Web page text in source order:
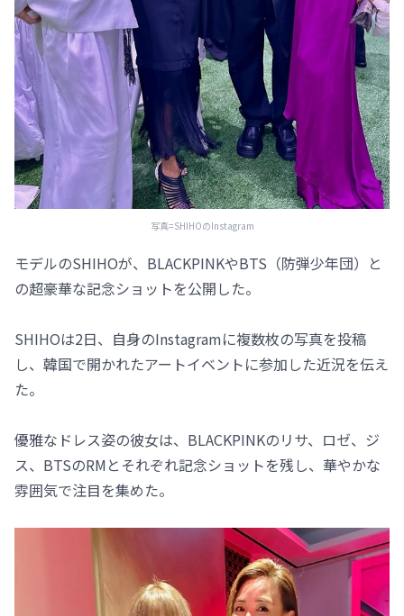
写真=SHIHOのInstagram
モデルのSHIHOが、BLACKPINKやBTS（防弾少年団）と
の超豪華な記念ショットを公開した。
SHIHOは2日、自身のInstagramに複数枚の写真を投稿
し、韓国で開かれたアートイベントに参加した近況を伝え
た。
優雅なドレス姿の彼女は、BLACKPINKのリサ、ロゼ、ジ
ス、BTSのRMとそれぞれ記念ショットを残し、華やかな
雰囲気で注目を集めた。